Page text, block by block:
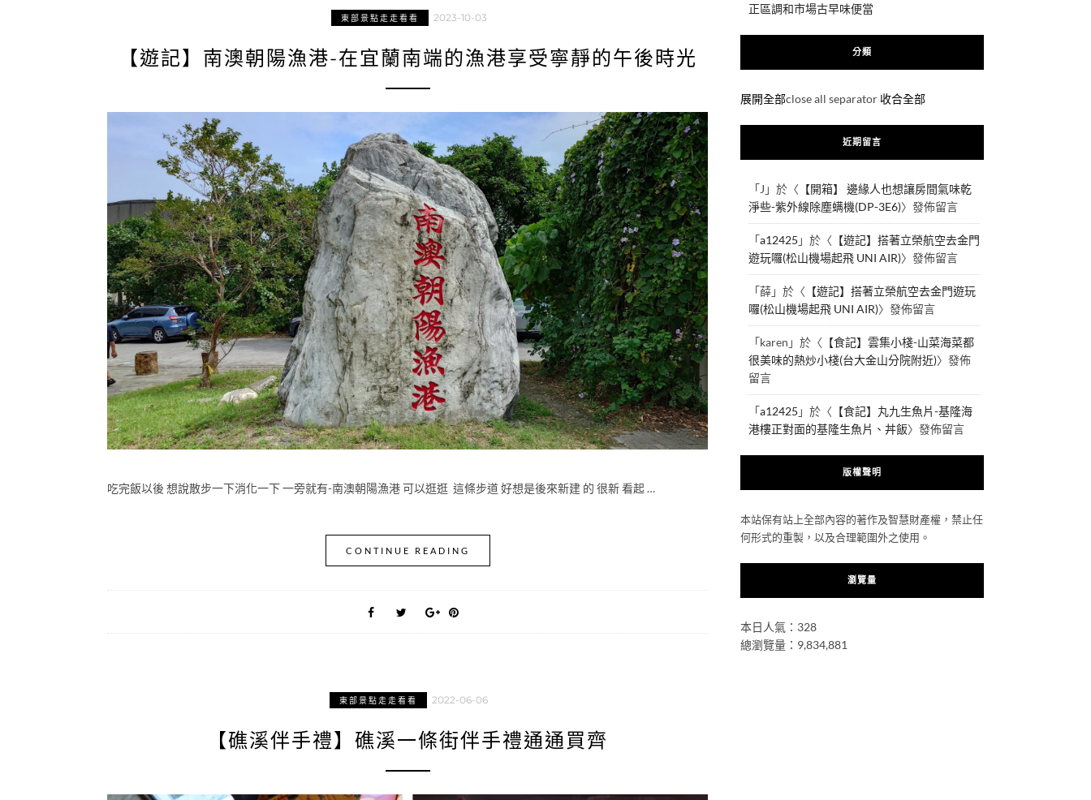
東部景點走走看看 2023-10-03
【遊記】南澳朝陽漁港-在宜蘭南端的漁港享受寧靜的午後時光
吃完飯以後 想說散步一下消化一下 一旁就有-南澳朝陽漁港 可以逛逛 這條步道 好想是後來新建 的 很新 看起 …
CONTINUE READING
東部景點走走看看 2022-06-06
【礁溪伴手禮】礁溪一條街伴手禮通通買齊
正區調和市場古早味便當
分類
展開全部close all separator 收合全部
近期留言
「J 」於〈 【開箱】 邊緣人也想讓房間氣味乾
淨些-紫外線除塵螨機(DP-3E6)〉發佈留言
「a12425 」於〈 【遊記】搭著立榮航空去金門
遊玩囉(松山機場起飛 UNI AIR)〉發佈留言
「薛」於〈 【遊記】搭著立榮航空去金門遊玩
囉(松山機場起飛 UNI AIR)〉發佈留言
「karen 」於〈 【食記】雲集小棧-山菜海菜都
很美味的熱炒小棧(台大金山分院附近)〉發佈
留言
「a12425 」於〈 【食記】丸九生魚片-基隆海
港樓正對面的基隆生魚片、丼飯〉發佈留言
版權聲明
本站保有站上全部內容的著作及智慧財產權，禁止任
何形式的重製，以及合理範圍外之使用。
瀏覽量
本日人氣：328
總瀏覽量：9,834,881